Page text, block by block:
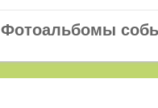
Фотоальбомы